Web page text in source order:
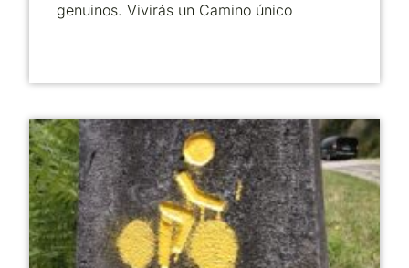
genuinos. Vivirás un Camino único